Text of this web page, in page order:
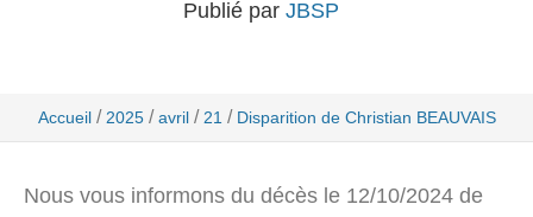
Publié par JBSP
Accueil / 2025 / avril / 21 / Disparition de Christian BEAUVAIS
Nous vous informons du décès le 12/10/2024 de